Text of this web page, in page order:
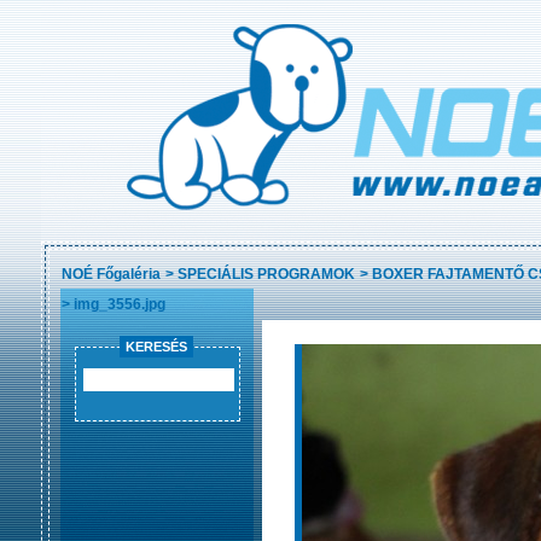
NOÉ Főgaléria >SPECIÁLIS PROGRAMOK >BOXER FAJTAMENTŐ
>img_3556.jpg
KERESÉS